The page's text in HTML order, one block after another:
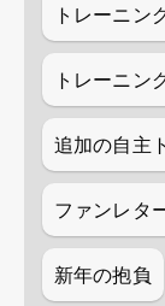
トレーニン
トレーニン
追加の自主
ファンレタ
新年の抱負